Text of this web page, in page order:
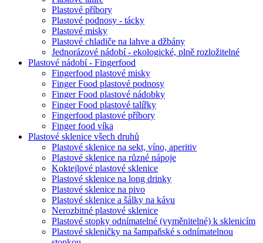
Plastové příbory
Plastové podnosy - tácky
Plastové misky
Plastové chladiče na lahve a džbány
Jednorázové nádobí - ekologické, plně rozložitelné
Plastové nádobí - Fingerfood
Fingerfood plastové misky
Finger Food plastové podnosy
Finger Food plastové nádobky
Finger Food plastové talířky
Fingerfood plastové příbory
Finger food víka
Plastové sklenice všech druhů
Plastové sklenice na sekt, víno, aperitiv
Plastové sklenice na různé nápoje
Koktejlové plastové sklenice
Plastové sklenice na long drinky
Plastové sklenice na pivo
Plastové sklenice a šálky na kávu
Nerozbitné plastové sklenice
Plastové stopky odnímatelné (vyměnitelné) k sklenicím
Plastové skleničky na šampaňské s odnímatelnou